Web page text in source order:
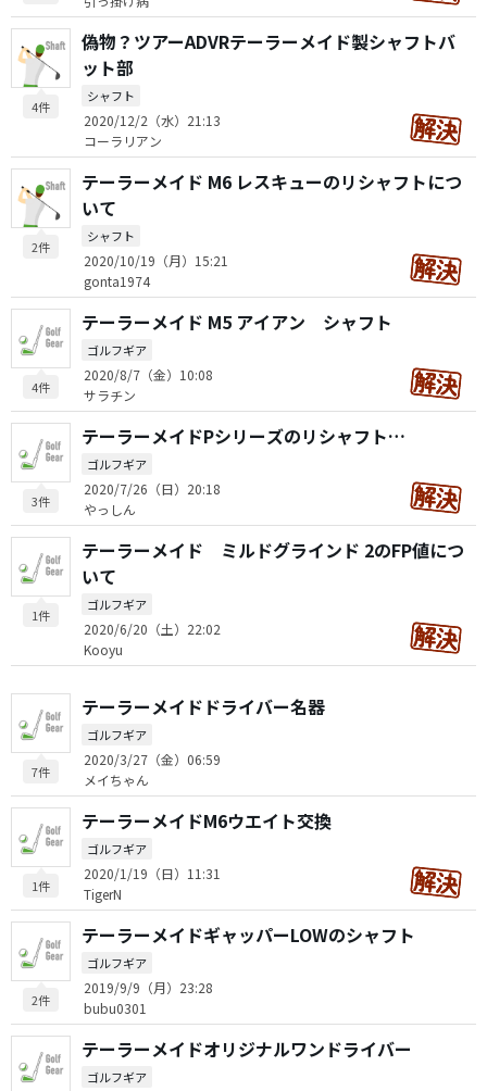
4件
偽物？ツアーADVRテーラーメイド製シャフトバ
ット部
シャフト
2020/12/2（水）21:13
コーラリアン
2件
テーラーメイド M6 レスキューのリシャフトにつ
いて
シャフト
2020/10/19（月）15:21
gonta1974
4件
テーラーメイド M5 アイアン シャフト
ゴルフギア
2020/8/7（金）10:08
サラチン
3件
テーラーメイドPシリーズのリシャフト…
ゴルフギア
2020/7/26（日）20:18
やっしん
1件
テーラーメイド ミルドグラインド 2のFP値につ
いて
ゴルフギア
2020/6/20（土）22:02
Kooyu
7件
テーラーメイドドライバー名器
ゴルフギア
2020/3/27（金）06:59
メイちゃん
1件
テーラーメイドM6ウエイト交換
ゴルフギア
2020/1/19（日）11:31
TigerN
2件
テーラーメイドギャッパーLOWのシャフト
ゴルフギア
2019/9/9（月）23:28
bubu0301
テーラーメイドオリジナルワンドライバー
ゴルフギア